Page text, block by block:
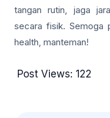
tangan rutin, jaga
secara fisik. Semoga
health, manteman!
Post Views: 122